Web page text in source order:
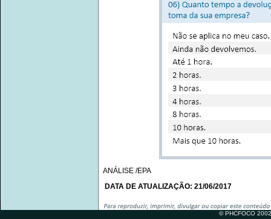
ANÁLISE /EPA
DATA DE ATUALIZAÇÃO: 21/06/2017
© PHCFOCO